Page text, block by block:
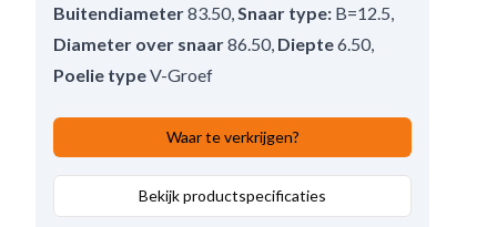
Buitendiameter83.50, Snaar type: B=12.5
Diameter over snaar86.50, Diepte6.50,
Poelie typeV-Groef
Waar te verkrijgen?
Bekijk productspecificaties